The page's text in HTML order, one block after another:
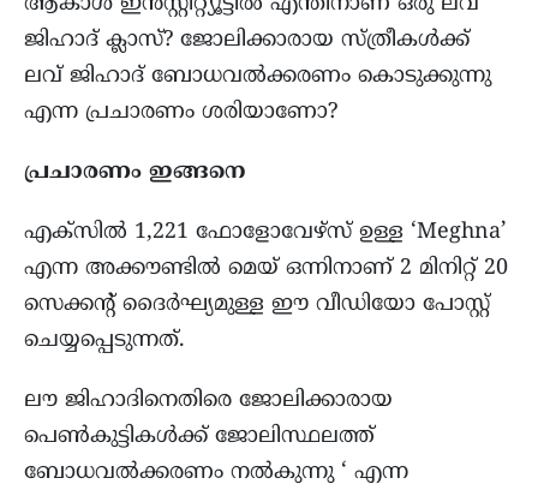
ജിഹാദ് ക്ലാസ്? ജോലിക്കാരായ സ്ത്രീകള്‍ക്ക്
ലവ് ജിഹാദ് ബോധവല്‍ക്കരണം കൊടുക്കുന്നു
എന്ന പ്രചാരണം ശരിയാണോ?
പ്രചാരണം ഇങ്ങനെ
എക്സിൽ 1,221 ഫോളോവേഴ്സ് ഉള്ള ‘Meghna’
എന്ന അക്കൗണ്ടിൽ മെയ് ഒന്നിനാണ് 2 മിനിറ്റ് 20
സെക്കൻ്റ് ദൈർഘ്യമുള്ള ഈ വീഡിയോ പോസ്റ്റ്
ചെയ്യപ്പെടുന്നത്.
ലൗ ജിഹാദിനെതിരെ ജോലിക്കാരായ
പെൺകുട്ടികൾക്ക് ജോലിസ്ഥലത്ത്
ബോധവൽക്കരണം നൽകുന്നു ‘ എന്ന